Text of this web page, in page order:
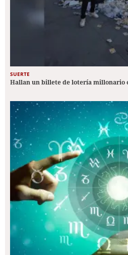
SUERTE
Hallan un billete de lotería millonario